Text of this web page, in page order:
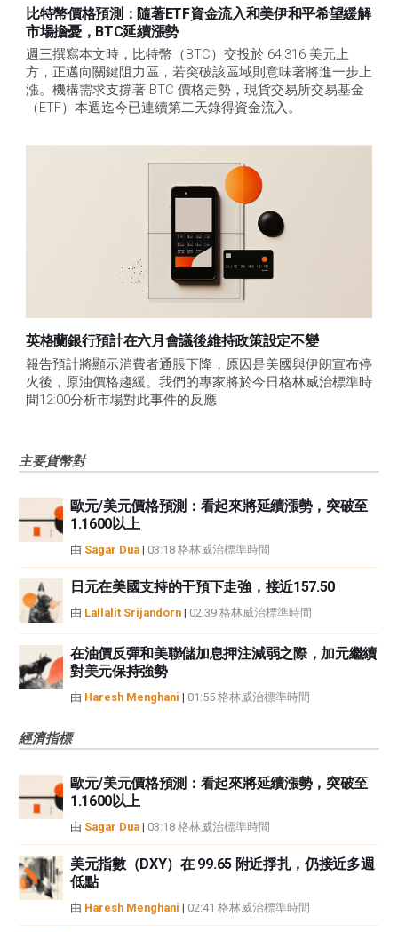
比特幣價格預測：隨著ETF資金流入和美伊和平希望緩解
市場擔憂，BTC延續漲勢
週三撰寫本文時，比特幣（BTC）交投於 64,316 美元上
方，正邁向關鍵阻力區，若突破該區域則意味著將進一步上
漲。機構需求支撐著 BTC 價格走勢，現貨交易所交易基金
（ETF）本週迄今已連續第二天錄得資金流入。
英格蘭銀行預計在六月會議後維持政策設定不變
報告預計將顯示消費者通脹下降，原因是美國與伊朗宣布停
火後，原油價格趨緩。我們的專家將於今日格林威治標準時
間12:00分析市場對此事件的反應
主要貨幣對
歐元/美元價格預測：看起來將延續漲勢，突破至
1.1600以上
由 Sagar Dua | 03:18 格林威治標準時間
日元在美國支持的干預下走強，接近157.50
由 Lallalit Srijandorn | 02:39 格林威治標準時間
在油價反彈和美聯儲加息押注減弱之際，加元繼續
對美元保持強勢
由 Haresh Menghani | 01:55 格林威治標準時間
經濟指標
歐元/美元價格預測：看起來將延續漲勢，突破至
1.1600以上
由 Sagar Dua | 03:18 格林威治標準時間
美元指數（DXY）在 99.65 附近掙扎，仍接近多週
低點
由 Haresh Menghani | 02:41 格林威治標準時間